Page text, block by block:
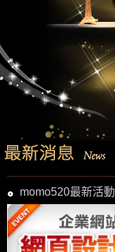
momo520最新活動